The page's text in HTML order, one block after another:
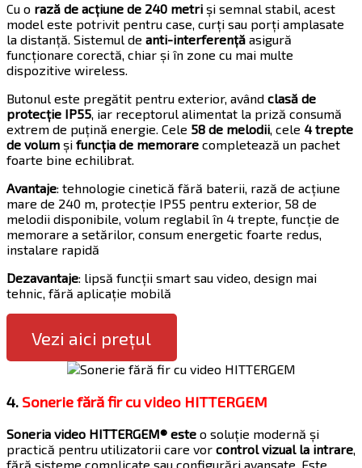
Cu o rază de acțiune de 240 metri și semnal stabil, acest
model este potrivit pentru case, curți sau porți amplasate
la distanță. Sistemul de anti-interferență asigură
funcționare corectă, chiar și în zone cu mai multe
dispozitive wireless.
Butonul este pregătit pentru exterior, având clasă de
protecție IP55, iar receptorul alimentat la priză consumă
extrem de puțină energie. Cele 58 de melodii, cele 4 trepte
de volum și funcția de memorare completează un pachet
foarte bine echilibrat.
Avantaje: tehnologie cinetică fără baterii, rază de acțiune
mare de 240 m, protecție IP55 pentru exterior, 58 de
melodii disponibile, volum reglabil în 4 trepte, funcție de
memorare a setărilor, consum energetic foarte redus,
instalare rapidă
Dezavantaje: lipsă funcții smart sau video, design mai
tehnic, fără aplicație mobilă
Vezi aici prețul
4. Sonerie fără fir cu video HITTERGEM
Soneria video HITTERGEM® este o soluție modernă și
practică pentru utilizatorii care vor control vizual la intrare
fără sisteme complicate sau configurări avansate. Este